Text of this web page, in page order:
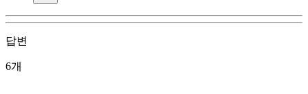
답변
6개